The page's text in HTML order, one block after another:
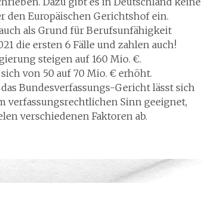
den Europäischen Gerichtshof ein.
als Grund für Berufsunfähigkeit
die ersten 6 Fälle und zahlen auch!
steigen auf 160 Mio. €.
von 50 auf 70 Mio. € erhöht.
Bundesverfassungs-Gericht lässt sich
verfassungsrechtlichen Sinn geeignet,
verschiedenen Faktoren ab.